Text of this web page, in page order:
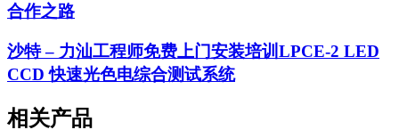
合作之路
沙特 – 力汕工程师免费上门安装培训LPCE-2 LED
CCD 快速光色电综合测试系统
相关产品